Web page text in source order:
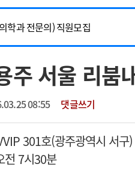
처분 판례
개 법적고지
학과 전문의) 직원모집
(레지던트1년차) 모집
기 인턴 모집
과 임기제 임상의사 채용
주 서울 리붐
08:55 댓글쓰기
301호(광주광역시 서구)
전 7시30분